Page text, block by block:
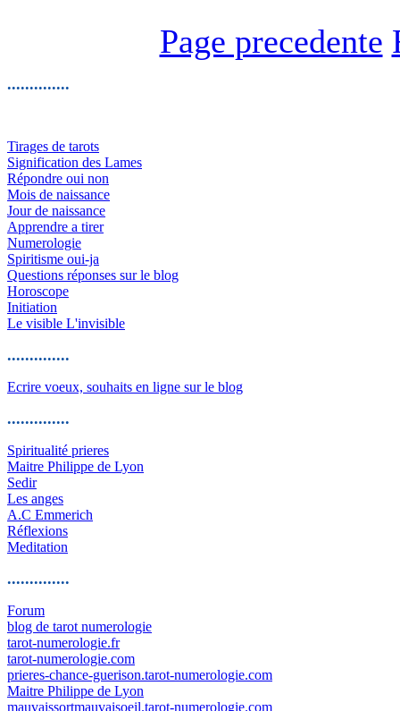
Page precedente
..............
Tirages de tarots
Signification des Lames
Répondre oui non
Mois de naissance
Jour de naissance
Apprendre a tirer
Numerologie
Spiritisme oui-ja
Questions réponses sur le blog
Horoscope
Initiation
Le visible L'invisible
..............
Ecrire voeux, souhaits en ligne sur le blog
..............
Spiritualité prieres
Maitre Philippe de Lyon
Sedir
Les anges
A.C Emmerich
Réflexions
Meditation
..............
Forum
blog de tarot numerologie
tarot-numerologie.fr
tarot-numerologie.com
prieres-chance-guerison.tarot-numerologie.com
Maitre Philippe de Lyon
mauvaissortmauvaisoeil.tarot-numerologie.com